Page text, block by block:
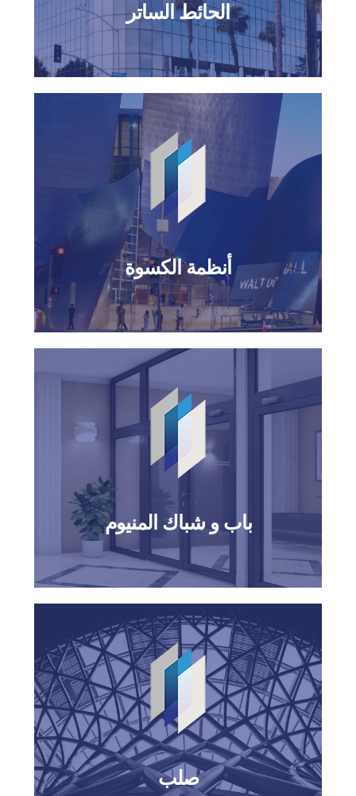
الحائط الساتر
أنظمة الكسوة
باب و شباك المنيوم
صلب